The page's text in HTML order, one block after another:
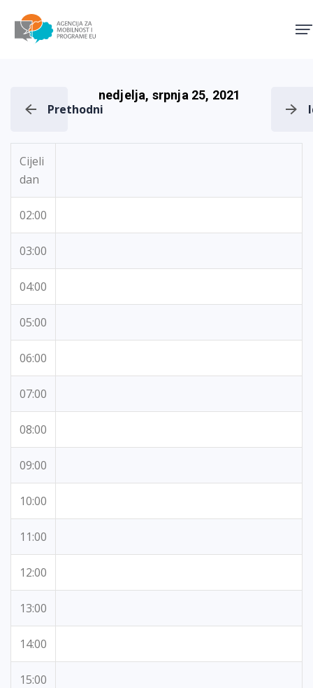
Prethodni
nedjelja, srpnja 25, 2021
Cijeli
dan
02:00
03:00
04:00
05:00
06:00
07:00
08:00
09:00
10:00
11:00
12:00
13:00
14:00
15:00